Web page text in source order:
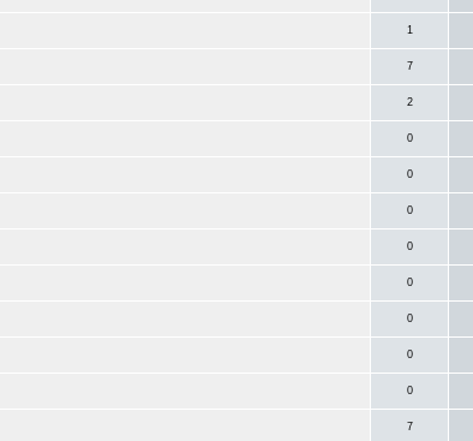
1
7
2
0
0
0
0
0
0
0
0
7